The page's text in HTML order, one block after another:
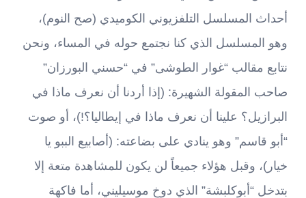
أحداث المسلسل التلفزيوني الكوميدي (صح النوم)،
وهو المسلسل الذي كنا نجتمع حوله في المساء، ونحن
نتابع مقالب “غوار الطوشى” في “حسني البورزان”
صاحب المقولة الشهيرة: (إذا أردنا أن نعرف ماذا في
البرازيل؟ علينا أن نعرف ماذا في إيطاليا؟!)، أو صوت
“أبو قاسم” وهو ينادي على بضاعته: (أصابيع الببو يا
خيار)، وقبل هؤلاء جميعاً لن يكون للمشاهدة متعة إلا
بتدخل “أبوكلبشة” الذي دوخ موسيليني، أما فاكهة